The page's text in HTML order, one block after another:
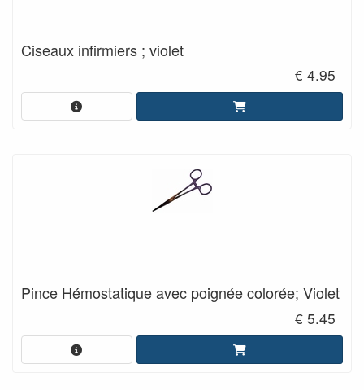
Ciseaux infirmiers ; violet
€ 4.95
Pince Hémostatique avec poignée colorée; Violet
€ 5.45